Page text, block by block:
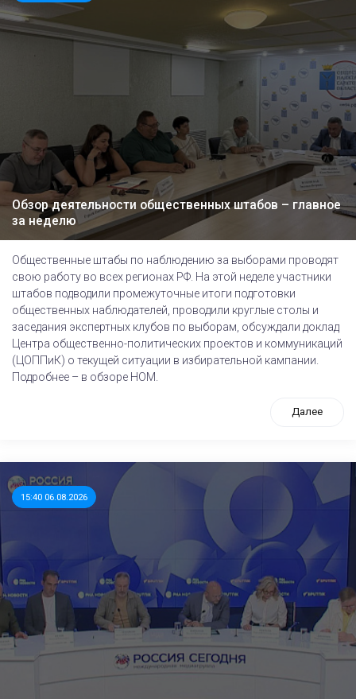
Обзор деятельности общественных штабов – главное
за неделю
Общественные штабы по наблюдению за выборами проводят
свою работу во всех регионах РФ. На этой неделе участники
штабов подводили промежуточные итоги подготовки
общественных наблюдателей, проводили круглые столы и
заседания экспертных клубов по выборам, обсуждали доклад
Центра общественно-политических проектов и коммуникаций
(ЦОППиК) о текущей ситуации в избирательной кампании.
Подробнее – в обзоре НОМ.
Далее
15:40 06.08.2026